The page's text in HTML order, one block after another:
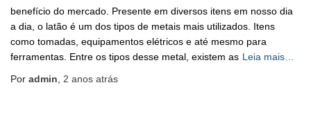
benefício do mercado. Presente em diversos itens em nosso dia
a dia, o latão é um dos tipos de metais mais utilizados. Itens
como tomadas, equipamentos elétricos e até mesmo para
ferramentas. Entre os tipos desse metal, existem as Leia mais…
Por admin 2 anos atrás